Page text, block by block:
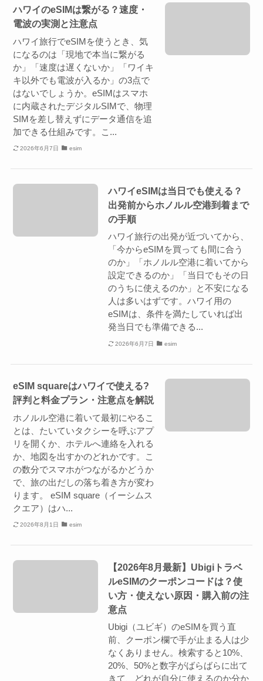
ハワイのeSIMは繋がる？速度・
電波の実測と注意点
ハワイ旅行でeSIMを使うとき、気
になるのは「現地で本当に繋がる
か」「速度は遅くないか」「ワイキ
キ以外でも電波が入るか」の3点で
はないでしょうか。eSIMはスマホ
に内蔵されたデジタルSIMで、物理
SIMを差し替えずにデータ通信を追
加できる仕組みです。こ...
2026年6月7日 esim
ハワイeSIMは当日でも使える？
出発前からホノルル空港到着まで
の手順
ハワイ旅行の出発が近づいてから、
「今からeSIMを買っても間に合う
のか」「ホノルル空港に着いてから
設定できるのか」「当日でもその日
のうちに使えるのか」と不安になる
人は多いはずです。ハワイ用の
eSIMは、条件を満たしていれば出
発当日でも準備できる...
2026年6月7日 esim
eSIM squareはハワイで使える?
評判と料金プラン・注意点を解説
ホノルル空港に着いて最初にやるこ
とは、たいていタクシーを呼ぶアプ
リを開くか、ホテルへ連絡を入れる
か、地図を出すかのどれかです。こ
の数分でスマホがつながるかどうか
で、旅の出だしの落ち着き方が変わ
ります。 eSIM square（イーシムス
クエア）はハ...
2026年8月1日 esim
【2026年8月最新】Ubigiトラベ
ルeSIMのクーポンコードは？使
い方・使えない原因・購入前の注
意点
Ubigi（ユビギ）のeSIMを買う直
前、クーポン欄で手が止まる人は少
なくありません。検索すると10%、
20%、50%と数字がばらばらに出て
きて、どれが自分に使えるのか分か